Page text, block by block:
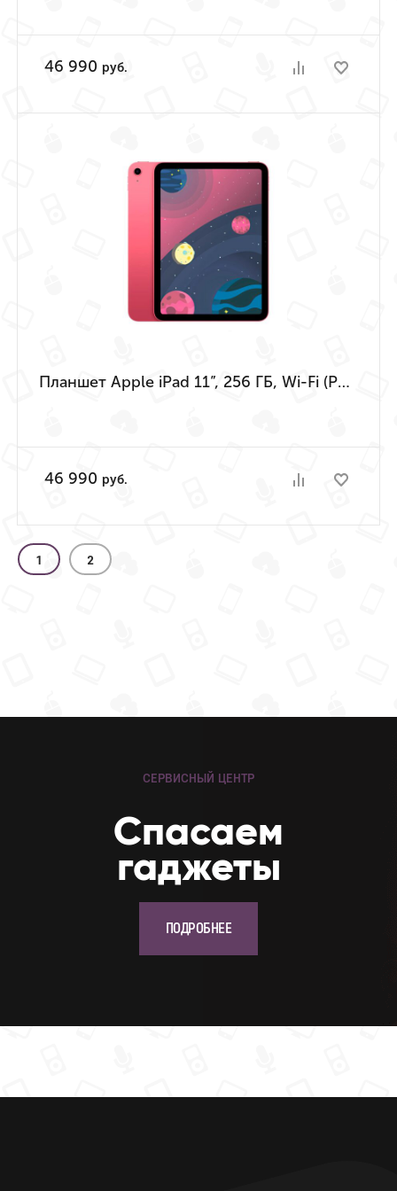
46 990 руб.
Планшет Apple iPad 11”, 256 ГБ, Wi-Fi (Розовый | Pink) (A16 | 2025)
46 990 руб.
1 2
СЕРВИСНЫЙ ЦЕНТР
Cпасаем
гаджеты
ПОДРОБНЕЕ